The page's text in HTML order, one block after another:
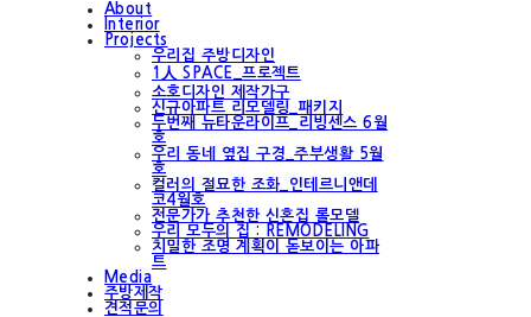
About
Interior
Projects
우리집 주방디자인
1人 SPACE_프로젝트
소호디자인 제작가구
신규아파트 리모델링_패키지
두번째 뉴타운라이프_리빙센스 6월
호
우리 동네 옆집 구경_주부생활 5월
호
컬러의 절묘한 조화_인테르니앤데
코4월호
전문가가 추천한 신혼집 롤모델
우리 모두의 집 : REMODELING
치밀한 조명 계획이 돋보이는 아파
트
Media
주방제작
견적문의